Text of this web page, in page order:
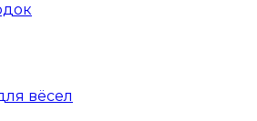
вёсел